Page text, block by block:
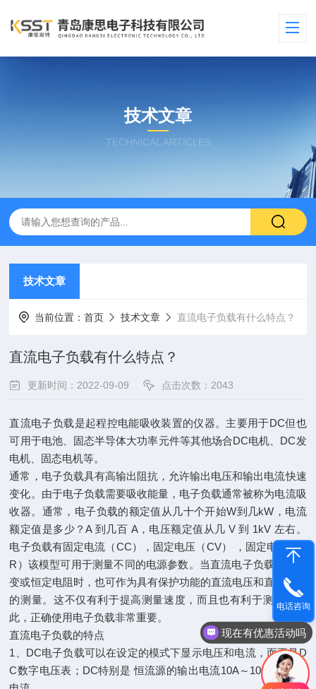
现在有优惠活动吗
技术文章
TECHNICAL ARTICLES
技术文章
当前位置：首页 技术文章 直流电子负载有什么特点？
直流电子负载有什么特点？
更新时间：2022-09-09 点击次数：2043
直流电子负载是起程控电能吸收装置的仪器。主要用于DC但也
可用于电池、固态半导体大功率元件等其他场合DC电机、DC发
电机、固态电机等。
通常，电子负载具有高输出阻抗，允许输出电压和输出电流快速
变化。由于电子负载需要吸收能量，电子负载通常被称为电流吸
收器。通常，电子负载的额定值从几十个开始W到几kW，电流
额定值是多少？A 到几百 A，电压额定值从几 V 到 1kV 左右。
电子负载有固定电流（CC），固定电压（CV） ，固定电阻（C
R）该模型可用于测量不同的电源参数。当直流电子负载作为可
变或恒定电阻时，也可作为具有保护功能的直流电压和直流电流
的测量。这不仅有利于提高测量速度，而且也有利于测量。因
此，正确使用电子负载非常重要。
直流电子负载的特点
1、DC电子负载可以在设定的模式下显示电压和电流，而不是D
C数字电压表；DC特别是 恒流源的输出电流10A～100A上述大
电话咨询